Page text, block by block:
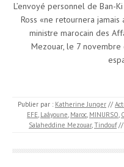
L’envoyé personnel de Ban-
Ross «ne retournera jamais
ministre marocain des
Mezouar, le 7 novembre
Publier par : Katherine Junger //
EFE, Laâyoune, Maroc, MINURSO,
Salaheddine Mezouar,Tindouf //